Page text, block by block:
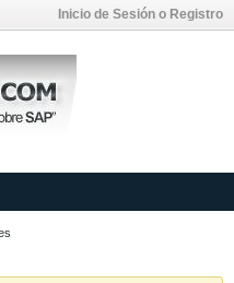
Inicio de Sesión o Registro